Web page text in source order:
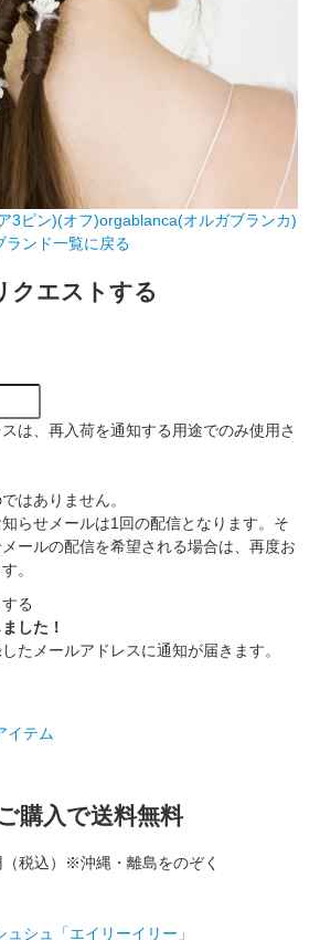
3ピン)(オフ)orgablanca(オルガブランカ)
ランド一覧に戻る
クエストする
は、再入荷を通知する用途でのみ使用さ
はありません。
らせメールは1回の配信となります。そ
ールの配信を希望される場合は、再度お
。
る
した！
たメールアドレスに通知が届きます。
イテム
購入で送料無料
税込）※沖縄・離島をのぞく
シュ「エイリーイリー」